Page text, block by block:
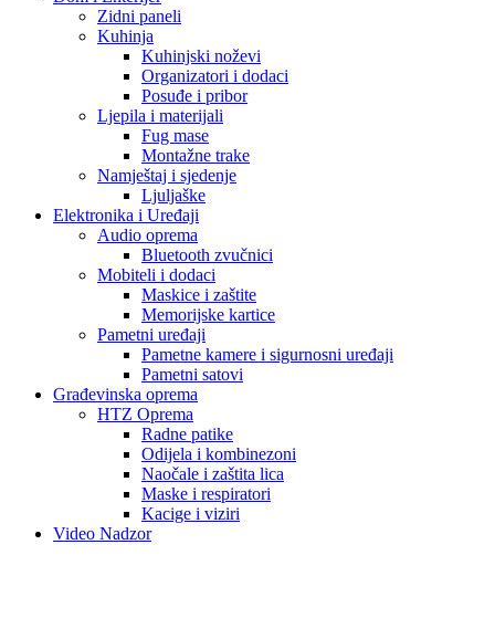
Zidni paneli
Kuhinja
Kuhinjski noževi
Organizatori i dodaci
Posuđe i pribor
Ljepila i materijali
Fug mase
Montažne trake
Namještaj i sjedenje
Ljuljaške
Elektronika i Uređaji
Audio oprema
Bluetooth zvučnici
Mobiteli i dodaci
Maskice i zaštite
Memorijske kartice
Pametni uređaji
Pametne kamere i sigurnosni uređaji
Pametni satovi
Građevinska oprema
HTZ Oprema
Radne patike
Odijela i kombinezoni
Naočale i zaštita lica
Maske i respiratori
Kacige i viziri
Video Nadzor